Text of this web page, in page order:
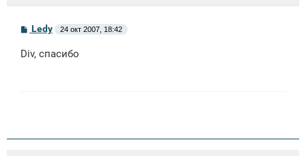
С
б
Ledy 24 окт 2007, 18:42
Div, спасибо